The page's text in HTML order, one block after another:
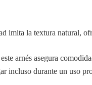
imita la textura natural,
arnés asegura
incluso durante un uso